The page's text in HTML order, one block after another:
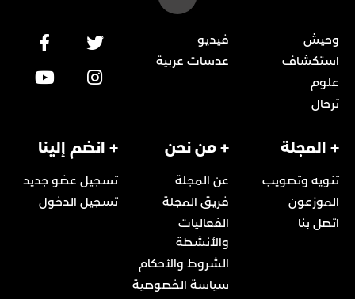
وحيش
استكشاف
علوم
ترحال
فيديو
عدسات عربية
+ المجلة
تنويه وتصويب
الموزعون
اتصل بنا
+ من نحن
عن المجلة
فريق المجلة
الفعاليات
والأنشطة
الشروط والأحكام
سياسة الخصوصية
+ انضم إلينا
تسجيل عضو جديد
تسجيل الدخول